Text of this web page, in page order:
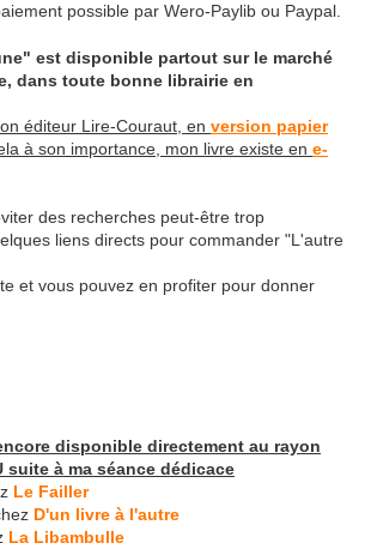
possible par Wero-Paylib ou Paypal.
est disponible partout sur le marché
dans toute bonne librairie en
éditeur Lire-Couraut, en version papier
à son importance, mon livre existe en e-
des recherches peut-être trop
liens directs pour commander "L'autre
et vous pouvez en profiter pour donner
disponible directement au rayon
suite à ma séance dédicace
Le Failler
D'un livre à l'autre
La Libambulle